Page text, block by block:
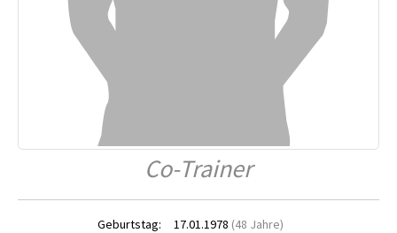
Co-Trainer
Geburtstag: 17.01.1978 (48 Jahre)